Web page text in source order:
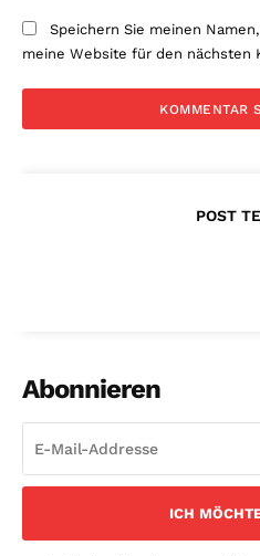
Speichern Sie meinen
meine Website für den nächsten
POST
Abonnieren
ICH